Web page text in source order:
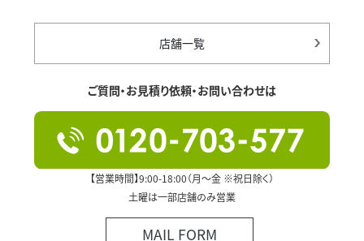
店舗一覧
ご質問・お見積り依頼・お問い合わせは
【営業時間】9:00-18:00（月～金 ※祝日除く）
土曜は一部店舗のみ営業
MAIL FORM